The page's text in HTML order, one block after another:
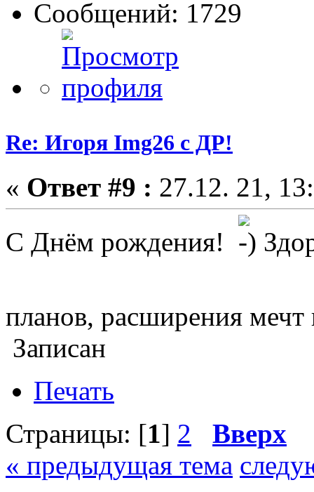
Сообщений: 1729
Re: Игоря Img26 с ДР!
« Ответ #9 : 27.12. 21,
С Днём рождения!
планов, расширения
Записан
Печать
Страницы: [1] 2
Вверх
« предыдущая тема